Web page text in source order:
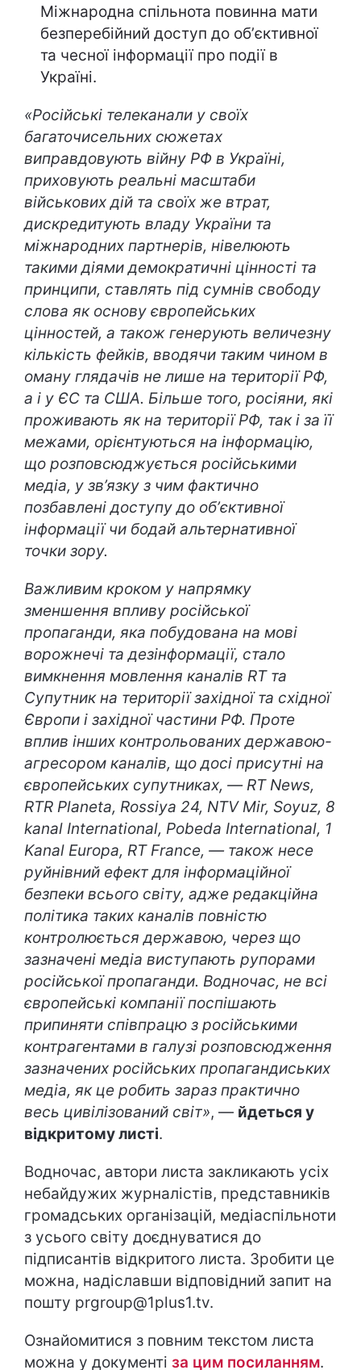
Міжнародна спільнота повинна мати
безперебійний доступ до обʼєктивної
та чесної інформації про події в
Україні.
«Російські телеканали у своїх
багаточисельних сюжетах
виправдовують війну РФ в Україні,
приховують реальні масштаби
військових дій та своїх же втрат,
дискредитують владу України та
міжнародних партнерів, нівелюють
такими діями демократичні цінності та
принципи, ставлять під сумнів свободу
слова як основу європейських
цінностей, а також генерують величезну
кількість фейків, вводячи таким чином в
оману глядачів не лише на території РФ,
а і у ЄС та США. Більше того, росіяни, які
проживають як на території РФ, так і за її
межами, орієнтуються на інформацію,
що розповсюджується російськими
медіа, у зв’язку з чим фактично
позбавлені доступу до обʼєктивної
інформації чи бодай альтернативної
точки зору.
Важливим кроком у напрямку
зменшення впливу російської
пропаганди, яка побудована на мові
ворожнечі та дезінформації, стало
вимкнення мовлення каналів RT та
Супутник на території західної та східної
Європи і західної частини РФ. Проте
вплив інших контрольованих державою-
агресором каналів, що досі присутні на
європейських супутниках, — RT News,
RTR Planeta, Rossiya 24, NTV Mir, Soyuz, 8
kanal International, Pobeda International, 1
Kanal Europa, RT France, — також несе
руйнівний ефект для інформаційної
безпеки всього світу, адже редакційна
політика таких каналів повністю
контролюється державою, через що
зазначені медіа виступають рупорами
російської пропаганди. Водночас, не всі
європейські компанії поспішають
припиняти співпрацю з російськими
контрагентами в галузі розповсюдження
зазначених російських пропагандиських
медіа, як це робить зараз практично
весь цивілізований світ», — йдеться у
відкритому листі.
Водночас, автори листа закликають усіх
небайдужих журналістів, представників
громадських організацій, медіаспільноти
з усього світу доєднуватися до
підписантів відкритого листа. Зробити це
можна, надіславши відповідний запит на
пошту prgroup@1plus1.tv.
Ознайомитися з повним текстом листа
можна у документі за цим посиланням.